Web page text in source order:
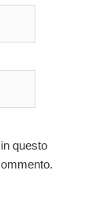
questo